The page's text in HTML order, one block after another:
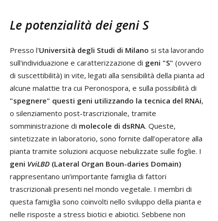
Le potenzialità dei geni S
Presso l'Università degli Studi di Milano si sta lavorando
sull'individuazione e caratterizzazione di geni "S" (ovvero
di suscettibilità) in vite, legati alla sensibilità della pianta ad
alcune malattie tra cui Peronospora, e sulla possibilità di
"spegnere" questi geni utilizzando la tecnica del RNAi,
o silenziamento post-trascrizionale, tramite
somministrazione di molecole di dsRNA. Queste,
sintetizzate in laboratorio, sono fornite dall’operatore alla
pianta tramite soluzioni acquose nebulizzate sulle foglie. I
geni VviLBD (Lateral Organ Boun-daries Domain)
rappresentano un’importante famiglia di fattori
trascrizionali presenti nel mondo vegetale. I membri di
questa famiglia sono coinvolti nello sviluppo della pianta e
nelle risposte a stress biotici e abiotici. Sebbene non